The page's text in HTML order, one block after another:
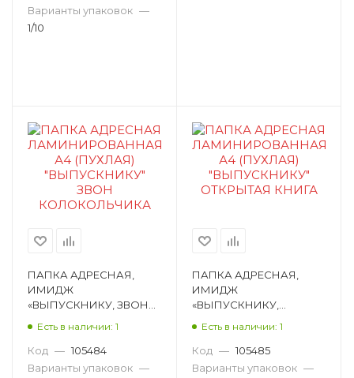
Варианты упаковок —
1/10
ПАПКА АДРЕСНАЯ,
ИМИДЖ
«ВЫПУСКНИКУ, ЗВОН
КАРТОН, РИСУНОК
ПЛ4019-93
Есть в наличии: 1
Код — 105484
Варианты упаковок —
ПАПКА АДРЕСНАЯ,
ИМИДЖ
«ВЫПУСКНИКУ,
КАРТОН, РИСУНОК
ПЛ4019-94
Есть в наличии: 1
Код — 105485
Варианты упаковок —